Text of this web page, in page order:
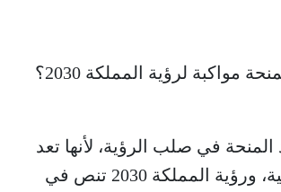
مواكبة لرؤية المملكة 2030؟
المنحة في صلب الرؤية، لأنها تعد
خدمة اجتماعية، ورؤية المملكة 2030 تنص في